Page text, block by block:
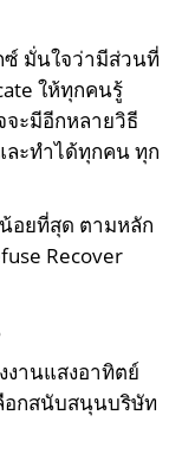
มั่นใจว่ามีส่วนที่
ให้ทุกคนรู้
จะมีอีกหลายวิธี
ละทำได้ทุกคน ทุก
อยที่สุด ตามหลัก
Recover
งานแสงอาทิตย์
อกสนับสนุนบริษัท